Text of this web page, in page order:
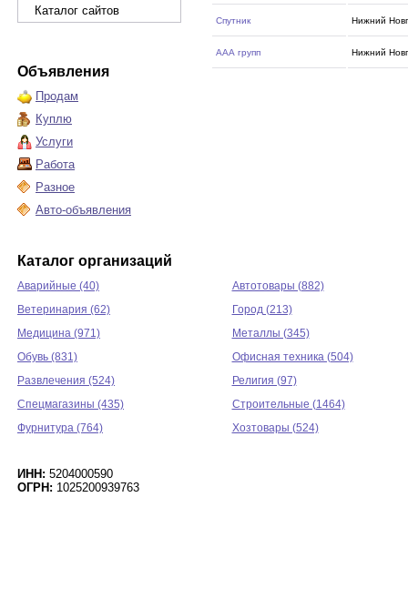
Каталог сайтов
Объявления
Продам
Куплю
Услуги
Работа
Разное
Авто-объявления
Спутник Нижний
ААА групп Нижний
Каталог организаций
Аварийные (40)
Автотовары (882)
Ветеринария (62)
Город (213)
Медицина (971)
Металлы (345)
Обувь (831)
Офисная техника (504)
Развлечения (524)
Религия (97)
Спецмагазины (435)
Строительные (1464)
Фурнитура (764)
Хозтовары (524)
ИНН: 5204000590
ОГРН: 1025200939763